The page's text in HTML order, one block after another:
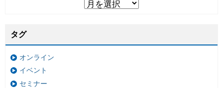
タグ
オンライン
イベント
セミナー